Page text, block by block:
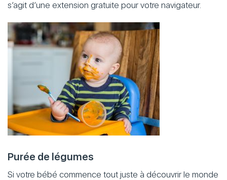
s’agit d’une extension gratuite pour votre navigateur.
Purée de légumes
Si votre bébé commence tout juste à découvrir le monde